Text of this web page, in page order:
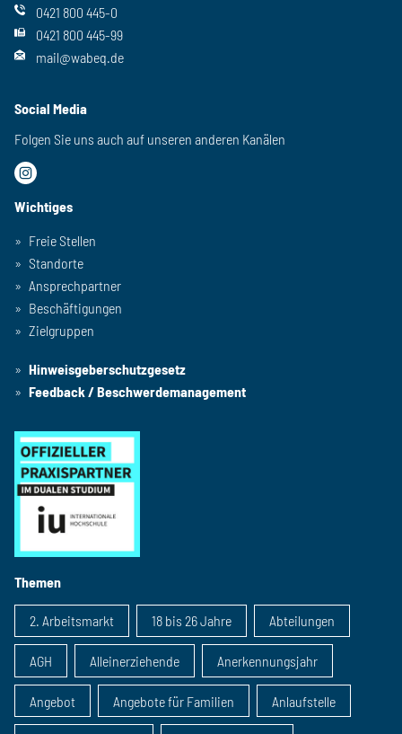
0421 800 445-0
0421 800 445-99
mail@wabeq.de
Social Media
Folgen Sie uns auch auf unseren anderen Kanälen
Wichtiges
Freie Stellen
Standorte
Ansprechpartner
Beschäftigungen
Zielgruppen
Hinweisgeberschutzgesetz
Feedback / Beschwerdemanagement
Themen
2. Arbeitsmarkt 18 bis 26 Jahre Abteilungen
AGH Alleinerziehende Anerkennungsjahr
Angebot Angebote für Familien Anlaufstelle